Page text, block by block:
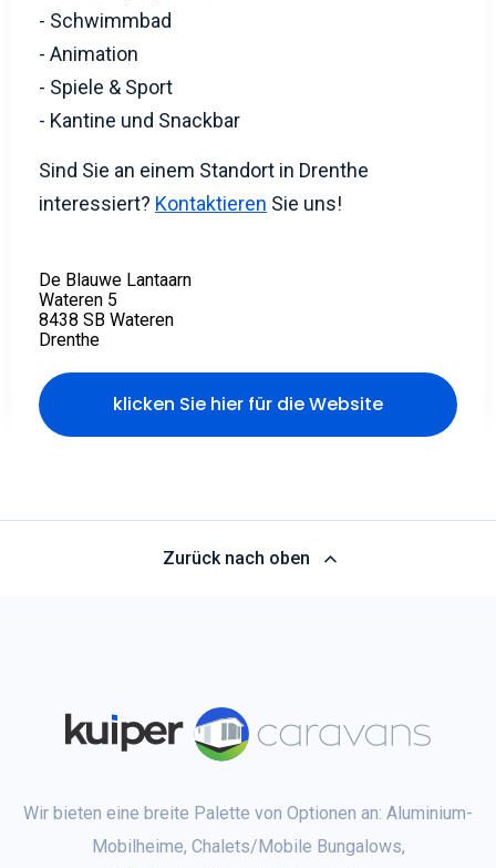
- Schwimmbad
- Animation
- Spiele & Sport
- Kantine und Snackbar
Sind Sie an einem Standort in Drenthe
interessiert? Kontaktieren Sie uns!
De Blauwe Lantaarn
Wateren 5
8438 SB Wateren
Drenthe
klicken Sie hier für die Website
Zurück nach oben
Wir bieten eine breite Palette von Optionen an: Aluminium-
Mobilheime, Chalets/Mobile Bungalows,